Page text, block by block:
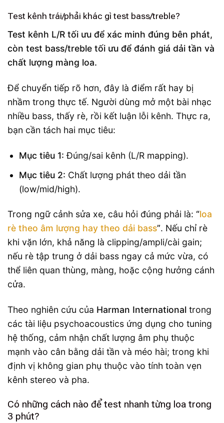
Test kênh trái/phải khác gì test bass/treble?
Test kênh L/R tối ưu để xác minh đúng bên phát,
còn test bass/treble tối ưu để đánh giá dải tần và
chất lượng màng loa.
Để chuyển tiếp rõ hơn, đây là điểm rất hay bị
nhầm trong thực tế. Người dùng mở một bài nhạc
nhiều bass, thấy rè, rồi kết luận lỗi kênh. Thực ra,
bạn cần tách hai mục tiêu:
Mục tiêu 1: Đúng/sai kênh (L/R mapping).
Mục tiêu 2: Chất lượng phát theo dải tần
(low/mid/high).
Trong ngữ cảnh sửa xe, câu hỏi đúng phải là: “loa
rè theo âm lượng hay theo dải bass”. Nếu chỉ rè
khi vặn lớn, khả năng là clipping/ampli/cài gain;
nếu rè tập trung ở dải bass ngay cả mức vừa, có
thể liên quan thùng, màng, hoặc cộng hưởng cánh
cửa.
Theo nghiên cứu của Harman International trong
các tài liệu psychoacoustics ứng dụng cho tuning
hệ thống, cảm nhận chất lượng âm phụ thuộc
mạnh vào cân bằng dải tần và méo hài; trong khi
định vị không gian phụ thuộc vào tính toàn vẹn
kênh stereo và pha.
Có những cách nào để test nhanh từng loa trong
3 phút?